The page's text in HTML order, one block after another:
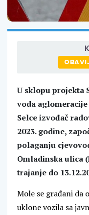
U sklopu projekta
voda
Selce izvođač
2023. godine,
polaganju
Omladinska ulica
trajanje do
Mole se građani da
uklone vozila sa